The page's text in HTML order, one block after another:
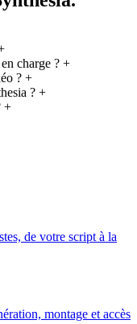
charge ? +
? +
? +
+
de votre script à la
montage et accès